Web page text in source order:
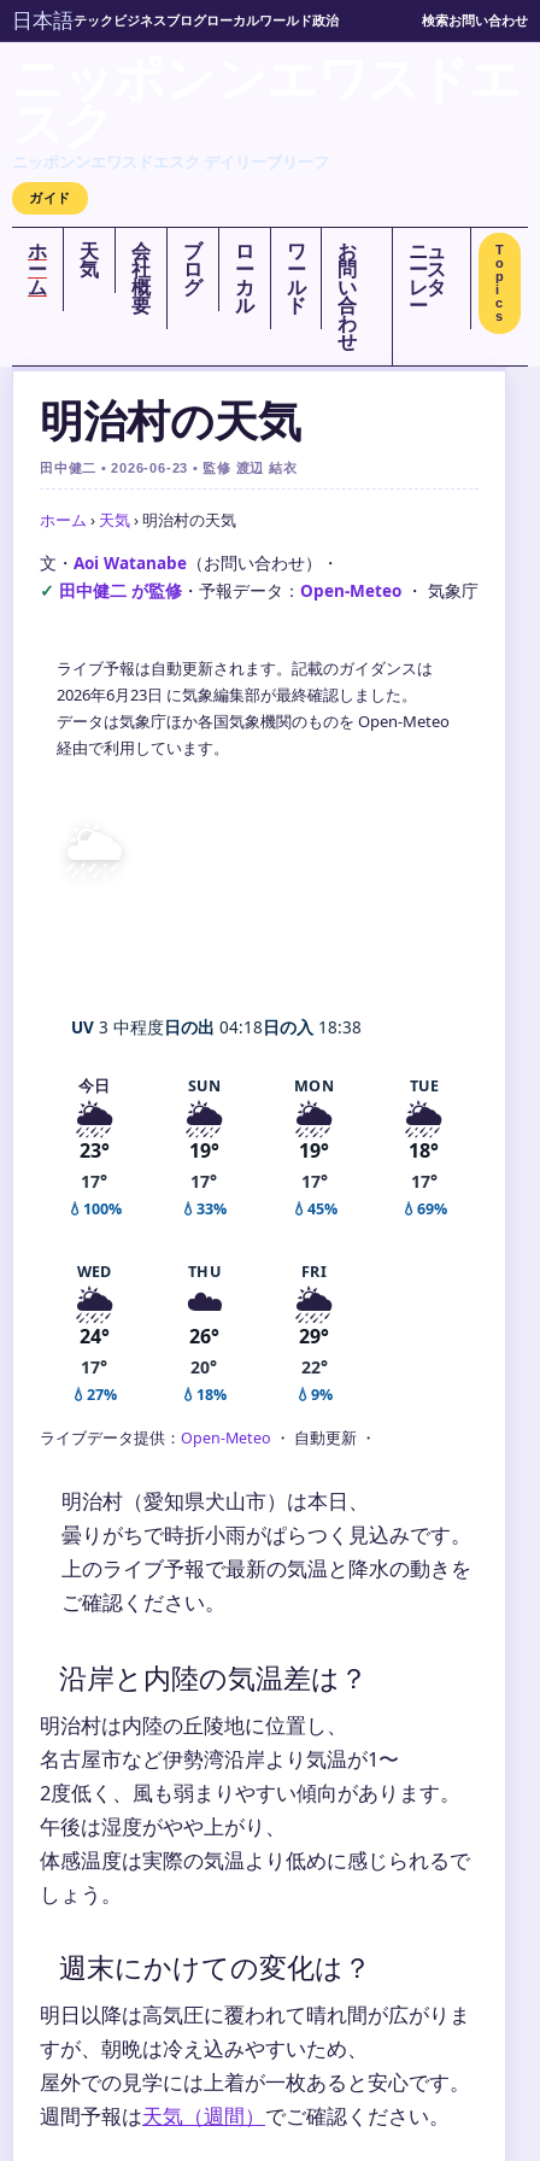
日本語テック ビジネスブログローカルワールド政治 検索お問い合わせ
ニッポンンエワスドエスク デイリーブリーフ
ガイド
ホ
ー
ム
天
気
会
社
概
要
ブ
ロ
グ
ロ
ー
カ
ル
ワ
ー
ル
ド
お
問
い
合
わ
せ
ニュ
ース
レタ
ー
T
o
p
i
c
s
明治村の天気
田中健二 • 2026-06-23 • 監修 渡辺 結衣
ホーム › 天気›明治村の天気
文・ Aoi Watanabe （お問い合わせ）
・
田中健二 が監修 ・ 予報データ： Open-Meteo ・ 気象庁
ライブ予報は自動更新されます。記載のガイダンスは
2026年6月23日 に気象編集部が最終確認しました。
データは気象庁ほか各国気象機関のものを Open-Meteo
経由で利用しています。
🌦️
UV 3 中程度日の出 04:18日の入 18:38
今日
🌦️
23°
17°
💧100%
SUN
🌦️
19°
17°
💧33%
MON
🌦️
19°
17°
💧45%
TUE
🌦️
18°
17°
💧69%
WED
🌦️
24°
17°
💧27%
THU
☁️
26°
20°
💧18%
FRI
🌦️
29°
22°
💧9%
ライブデータ提供： Open-Meteo ・ 自動更新 ・
明治村（愛知県犬山市）は本日、
曇りがちで時折小雨がぱらつく見込みです。
上のライブ予報で最新の気温と降水の動きを
ご確認ください。
沿岸と内陸の気温差は？
明治村は内陸の丘陵地に位置し、
名古屋市など伊勢湾沿岸より気温が1〜
2度低く、風も弱まりやすい傾向があります。
午後は湿度がやや上がり、
体感温度は実際の気温より低めに感じられるで
しょう。
週末にかけての変化は？
明日以降は高気圧に覆われて晴れ間が広がりま
すが、朝晩は冷え込みやすいため、
屋外での見学には上着が一枚あると安心です。
週間予報は天気（週間） でご確認ください。